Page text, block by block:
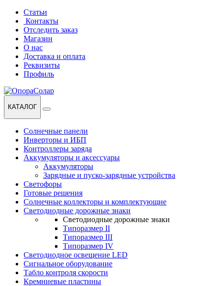
Перейти
навигации
Перейти
содержанию
Статьи
Контакты
Отследить заказ
Магазин
О нас
Доставка и оплата
Реквизиты
Профиль
КАТАЛОГ
Солнечные панели
Инверторы и ИБП
Контроллеры заряда
Аккумуляторы и аксессуары
Аккумуляторы
Зарядные и пуско-зарядные устройства
Светофоры
Готовые решения
Солнечные коллекторы и комплектующие
Светодиодные дорожные знаки
Светодиодные дорожные знаки
Типоразмер II
Типоразмер III
Типоразмер IV
Светодиодное освещение LED
Сигнальное оборудование
Табло контроля скорости
Кремниевые пластины